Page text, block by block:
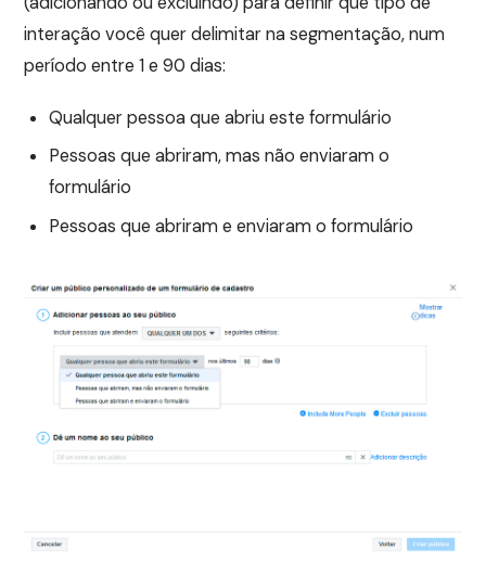
interação você quer delimitar na segmentação, num
período entre 1 e 90 dias:
Qualquer pessoa que abriu este formulário
Pessoas que abriram, mas não enviaram o
formulário
Pessoas que abriram e enviaram o formulário